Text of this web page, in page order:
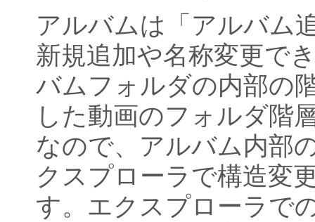
アルバムは「アルバム
新規追加や名称変更で
バムフォルダの内部の
した動画のフォルダ階
なので、アルバム内部
クスプローラで構造変
す。エクスプローラで